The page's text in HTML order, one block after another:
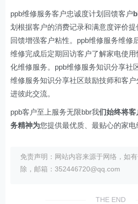
ppb维修服务客户忠诚度计划回馈客户
划根据客户的消费记录和满意度评价
回馈增强客户粘性。ppb维修服务维修
维修完成后定期回访客户了解家电使
化维修服务。ppb维修服务知识分享社
维修服务知识分享社区鼓励技师和客
进彼此交流。
ppb客户至上服务无限bbr我们始终将
务精神为您提供最优质、最贴心的家电
免责声明：网站内容来源于网络，如
除，邮箱：352446720@qq.com
THE END